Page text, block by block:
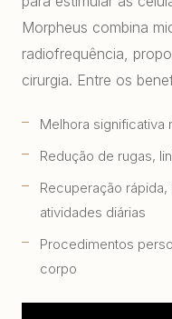
Morpheus combina
radiofrequência,
cirurgia. Entre os
Melhora significativa
Redução de rugas,
Recuperação
atividades diárias
Procedimentos
corpo